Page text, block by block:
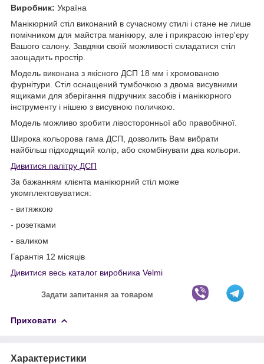
Виробник: Україна
Манікюрний стіл виконаний в сучасному стилі і стане не лише
помічником для майстра манікюру, але і прикрасою інтер'єру
Вашого салону. Завдяки своїй можливості складатися стіл
заощадить простір.
Модель виконана з якісного ДСП 18 мм і хромованою
фурнітури. Стіл оснащений тумбочкою з двома висувними
ящиками для зберігання підручних засобів і манікюрного
інструменту і нішею з висувною поличкою.
Модель можливо зробити лівосторонньої або правобічної.
Широка кольорова гама ДСП, дозволить Вам вибрати
найбільш підходящий колір, або скомбінувати два кольори.
Дивитися палітру ДСП
За бажанням клієнта манікюрний стіл може
укомплектовуватися:
- витяжкою
- розетками
- валиком
Гарантія 12 місяців
Дивитися весь каталог виробника Velmi
Задати запитання за товаром
Приховати
Характеристики